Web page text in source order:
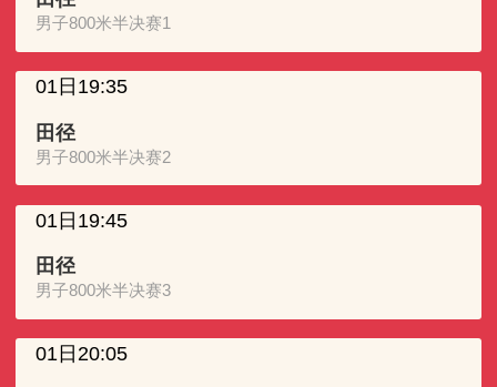
男子800米半决赛1
01日19:35
田径
男子800米半决赛2
01日19:45
田径
男子800米半决赛3
01日20:05